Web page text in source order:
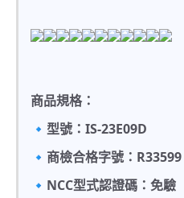
商品規格：
🔹型號：IS-23E09D
🔹商檢合格字號：R33599
🔹NCC型式認證碼：免驗